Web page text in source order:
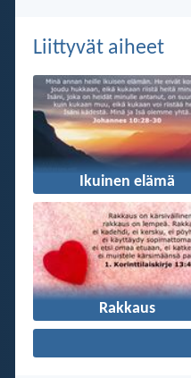
Liittyvät aiheet
Ikuinen elämä
Rakkaus